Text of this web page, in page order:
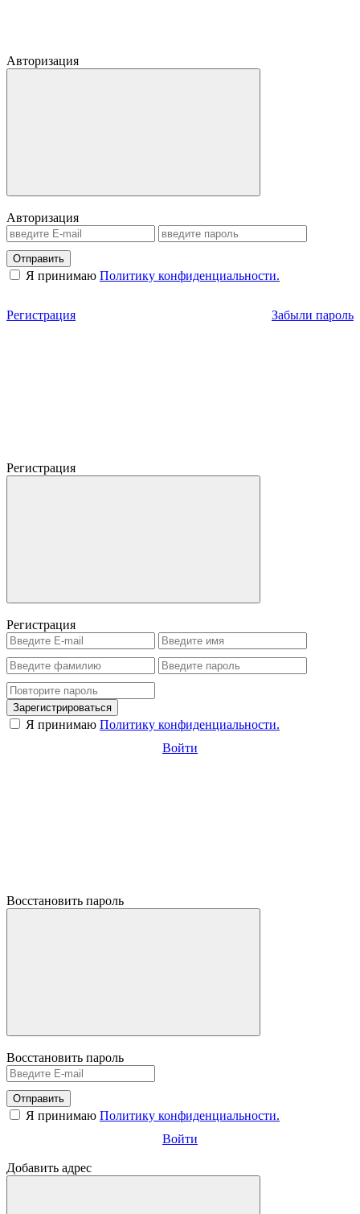
Авторизация
Авторизация
Отправить
Я принимаю Политику конфиденциальности.
Регистрация Забыли пароль
Регистрация
Регистрация
Зарегистрироваться
Я принимаю Политику конфиденциальности.
Войти
Восстановить пароль
Восстановить пароль
Отправить
Я принимаю Политику конфиденциальности.
Войти
Добавить адрес